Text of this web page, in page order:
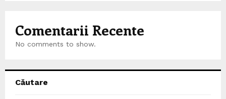
Comentarii Recente
No comments to show.
Căutare